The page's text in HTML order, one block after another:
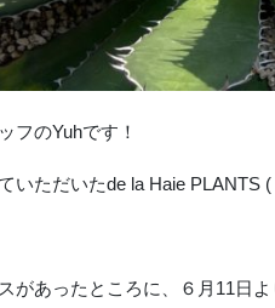
フのYuhです！
いただいたde la Haie PLANTS
があったところに、６月11日